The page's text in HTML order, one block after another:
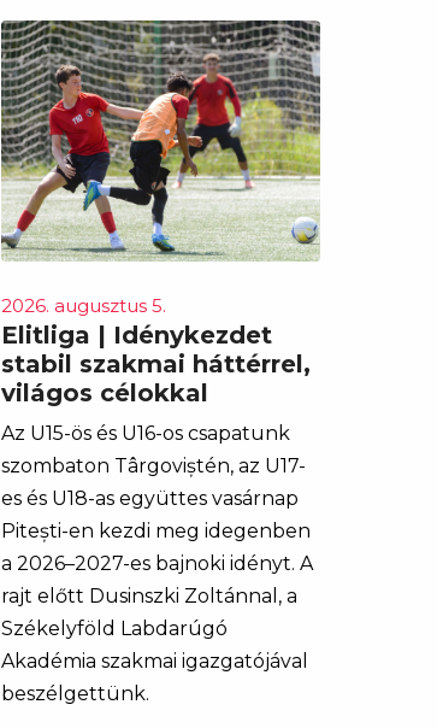
2026. augusztus 5.
Elitliga | Idénykezdet
stabil szakmai háttérrel,
világos célokkal
Az U15-ös és U16-os csapatunk
szombaton Târgoviștén, az U17-
es és U18-as együttes vasárnap
Pitești-en kezdi meg idegenben
a 2026–2027-es bajnoki idényt. A
rajt előtt Dusinszki Zoltánnal, a
Székelyföld Labdarúgó
Akadémia szakmai igazgatójával
beszélgettünk.